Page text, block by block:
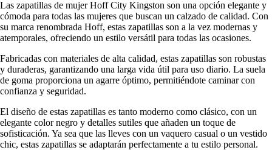
Las zapatillas de mujer Hoff City Kingston son una opción elegante y
cómoda para todas las mujeres que buscan un calzado de calidad. Con
su marca renombrada Hoff, estas zapatillas son a la vez modernas y
atemporales, ofreciendo un estilo versátil para todas las ocasiones.
Fabricadas con materiales de alta calidad, estas zapatillas son robustas
y duraderas, garantizando una larga vida útil para uso diario. La suela
de goma proporciona un agarre óptimo, permitiéndote caminar con
confianza y seguridad.
El diseño de estas zapatillas es tanto moderno como clásico, con un
elegante color negro y detalles sutiles que añaden un toque de
sofisticación. Ya sea que las lleves con un vaquero casual o un vestido
chic, estas zapatillas se adaptarán perfectamente a tu estilo personal.